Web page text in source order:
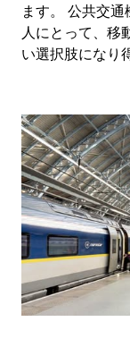
ます。 公共交
人にとって、移
い選択肢になり